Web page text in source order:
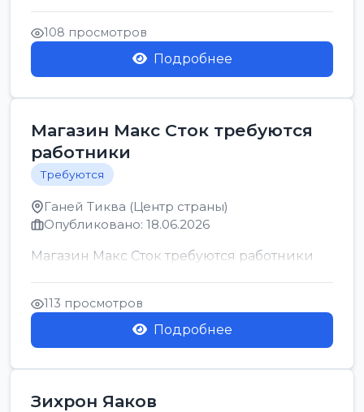
позицию возможна дом...
108 просмотров
Подробнее
Магазин Макс Сток требуются
работники
Требуются
Ганей Тиква (Центр страны)
Опубликовано: 18.06.2026
Магазин Макс Сток требуются работники
113 просмотров
Подробнее
Зихрон Яаков